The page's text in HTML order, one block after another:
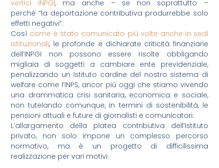
vertici INPGI, ma anche – se non soprattutto –
perché “la deportazione contributiva produrrebbe solo
effetti negativi”.
Così come è stato comunicato più volte anche in sedi
istituzionali, le profonde e dichiarate criticità finanziarie
dell’INPGI non possono essere risolte obbligando
migliaia di soggetti a cambiare ente previdenziale,
penalizzando un Istituto cardine del nostro sistema di
welfare come l’INPS, ancor più oggi che stiamo vivendo
una drammatica crisi sanitaria, economica e sociale,
non tutelando comunque, in termini di sostenibilità, le
pensioni attuali e future di giornalisti e comunicatori.
L’allargamento della platea contributiva dell’Istituto
privato, non solo impone un complesso percorso
normativo, ma è un progetto di difficilissima
realizzazione per vari motivi: